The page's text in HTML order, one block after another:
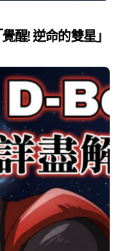
醒! 逆命的雙星」